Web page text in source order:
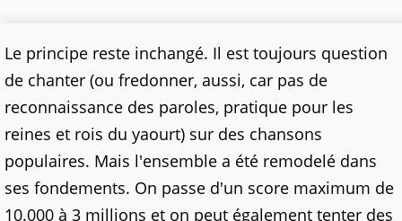
Le principe reste inchangé. Il est toujours question
de chanter (ou fredonner, aussi, car pas de
reconnaissance des paroles, pratique pour les
reines et rois du yaourt) sur des chansons
populaires. Mais l'ensemble a été remodelé dans
ses fondements. On passe d'un score maximum de
10.000 à 3 millions et on peut également tenter des